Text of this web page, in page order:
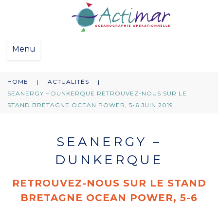
Menu
HOME | ACTUALITÉS
|
SEANERGY – DUNKERQUE RETROUVEZ-NOUS SUR LE
STAND BRETAGNE OCEAN POWER, 5-6 JUIN 2019.
SEANERGY –
DUNKERQUE
RETROUVEZ-NOUS SUR LE STAND
BRETAGNE OCEAN POWER, 5-6